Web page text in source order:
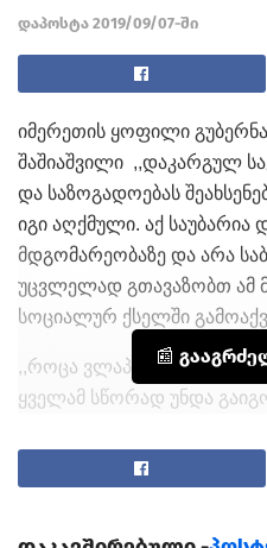
დაპოსტა 2019/09/07-ში
იმერეთის ყოფილი
შაშიაშვილი ,,დაკარგულ
და საზოგადოებას
იგი აღქმული. აქ
მდგომარეობაზე და არა
უცვლელად გთავაზობთ ამ
სოციალურ ქსელში
,,როცა ვლაპარაკობთ
ყველამ სწორად უნდა
გარანტიები, არნახული
გიგანტური სამრეწველო
📰